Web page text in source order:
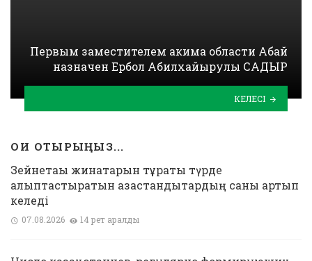
Первым заместителем акима области Абай
назначен Ербол Абилхайырулы САДЫР
КЕЛЕСІ
ОҚИ ОТЫРЫҢЫЗ...
Зейнетақы жинақтарын тұрақты түрде
қалыптастыратын қазақстандықтардың саны артып
келеді
07.08.2026 14 рет қаралды